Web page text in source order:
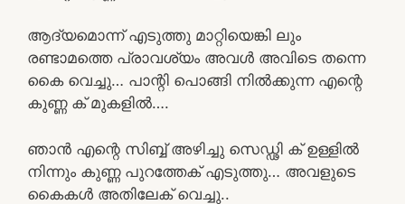
ആദ്യമൊന്ന് എടുത്തു മാറ്റിയെങ്കി ലും
രണ്ടാമത്തെ പ്രാവശ്യം അവൾ അവിടെ തന്നെ
കൈ വെച്ചു… പാന്റി പൊങ്ങി നിൽക്കുന്ന എന്റെ
കുണ്ണ ക് മുകളിൽ….
ഞാൻ എന്റെ സിബ്ബ് അഴിച്ചു സെഡ്ഢി ക് ഉള്ളിൽ
നിന്നും കുണ്ണ പുറത്തേക് എടുത്തു… അവളുടെ
കൈകൾ അതിലേക് വെച്ചു..